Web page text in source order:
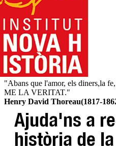
"Abans que l'amor, els diners,la
ME LA VERITAT."
Henry David Thoreau(1817-